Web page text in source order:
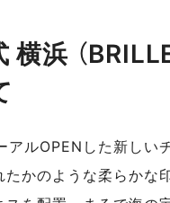
浜 （
ルOPENした新しい
かのような柔らかな